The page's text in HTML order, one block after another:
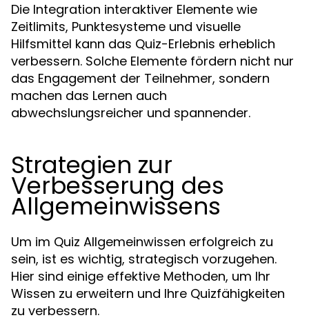
Die Integration interaktiver Elemente wie
Zeitlimits, Punktesysteme und visuelle
Hilfsmittel kann das Quiz-Erlebnis erheblich
verbessern. Solche Elemente fördern nicht nur
das Engagement der Teilnehmer, sondern
machen das Lernen auch
abwechslungsreicher und spannender.
Strategien zur
Verbesserung des
Allgemeinwissens
Um im Quiz Allgemeinwissen erfolgreich zu
sein, ist es wichtig, strategisch vorzugehen.
Hier sind einige effektive Methoden, um Ihr
Wissen zu erweitern und Ihre Quizfähigkeiten
zu verbessern.